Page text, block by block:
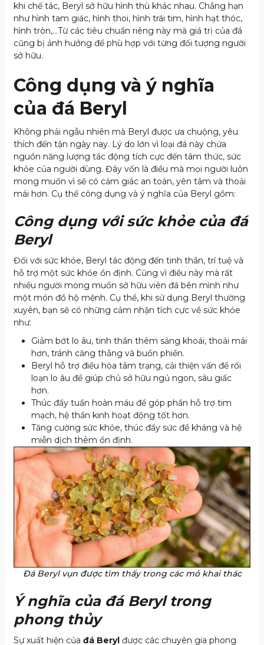
khi chế tác, Beryl sở hữu hình thù khác nhau. Chẳng hạn
như hình tam giác, hình thoi, hình trái tim, hình hạt thóc,
hình tròn,…Từ các tiêu chuẩn riêng này mà giá trị của đá
cũng bị ảnh hưởng để phù hợp với từng đối tượng người
sở hữu.
Công dụng và ý nghĩa
của đá Beryl
Không phải ngẫu nhiên mà Beryl được ưa chuộng, yêu
thích đến tận ngày nay. Lý do lớn vì loại đá này chứa
nguồn năng lượng tác động tích cực đến tâm thức, sức
khỏe của người dùng. Đây vốn là điều mà mọi người luôn
mong muốn vì sẽ có cảm giác an toàn, yên tâm và thoải
mái hơn. Cụ thể công dụng và ý nghĩa của Beryl gồm:
Công dụng với sức khỏe của đá
Beryl
Đối với sức khỏe, Beryl tác động đến tinh thần, trí tuệ và
hỗ trợ một sức khỏe ổn định. Cũng vì điều này mà rất
nhiều người mong muốn sở hữu viên đá bên mình như
một món đồ hộ mệnh. Cụ thể, khi sử dụng Beryl thường
xuyên, bạn sẽ có những cảm nhận tích cực về sức khỏe
như:
Giảm bớt lo âu, tinh thần thêm sảng khoái, thoải mái
hơn, tránh căng thẳng và buồn phiền.
Beryl hỗ trợ điều hòa tâm trạng, cải thiện vấn đề rối
loạn lo âu để giúp chủ sở hữu ngủ ngon, sâu giấc
hơn.
Thúc đẩy tuần hoàn máu để góp phần hỗ trợ tim
mạch, hệ thần kinh hoạt động tốt hơn.
Tăng cường sức khỏe, thúc đẩy sức đề kháng và hệ
miễn dịch thêm ổn định.
Đá Beryl vụn được tìm thấy trong các mỏ khai thác
Ý nghĩa của đá Beryl trong
phong thủy
Sự xuất hiện của đá Beryl được các chuyên gia phong